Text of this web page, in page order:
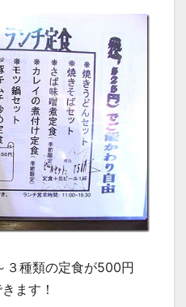
３種類の定食が500円
ます！